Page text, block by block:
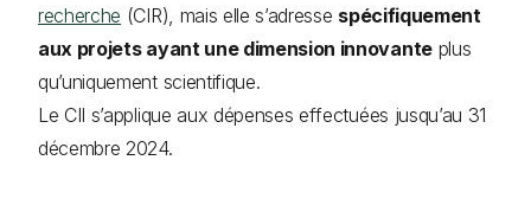
recherche (CIR), mais elle s’adresse spécifiquement
aux projets ayant une dimension innovanteplus
qu’uniquement scientifique.
Le CII s’applique aux dépenses effectuées jusqu’au 31
décembre 2024.